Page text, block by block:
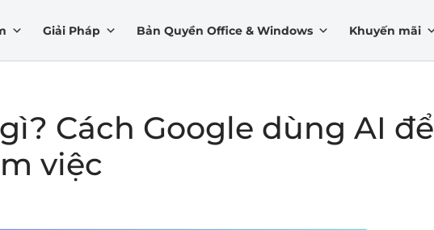
Giải Pháp Bản Quyền Office & Windows Khuyến mãi
Cách Google dùng AI để
việc